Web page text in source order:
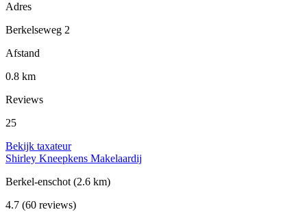
Adres
Berkelseweg 2
Afstand
0.8 km
Reviews
25
Bekijk taxateur
Shirley Kneepkens Makelaardij
Berkel-enschot (2.6 km)
4.7 (60 reviews)